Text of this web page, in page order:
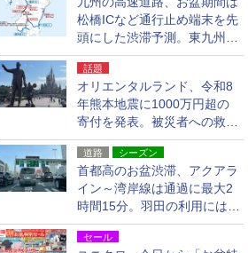
松橋ICなど通行止め端末を先
頭にした渋滞予測。東九州道
への迂回は料金調整を実施
話題
オリエンタルランド、令和8
年熊本地震に1000万円超の
寄付を発表。被災者への救援
活動・復旧支援
道路 シーズン
首都高のお盆渋滞、アクアラ
イン～湾岸線は通過に最大2
時間15分。羽田の利用には
「空港西出口」の利用検討を
セール